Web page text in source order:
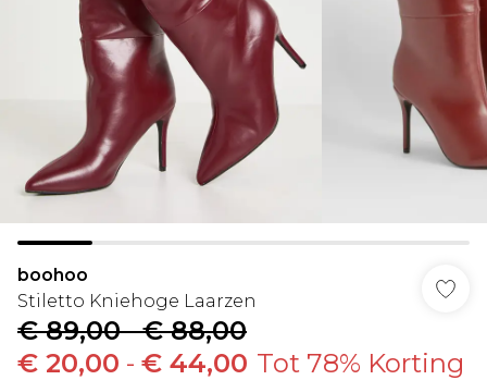
boohoo
Stiletto Kniehoge Laarzen
€ 89,00-€ 88,00
€ 20,00 - € 44,00 Tot 78% Korting